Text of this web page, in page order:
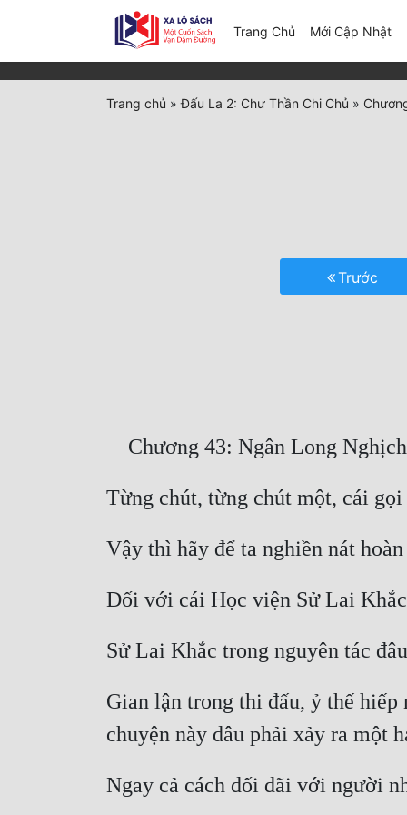
Trang Chủ Mới Cập Nhật
Trang chủ »Đấu La 2: Chư Thần Chi Chủ »
Trước
Gian lận trong thi đấu, ỷ thế